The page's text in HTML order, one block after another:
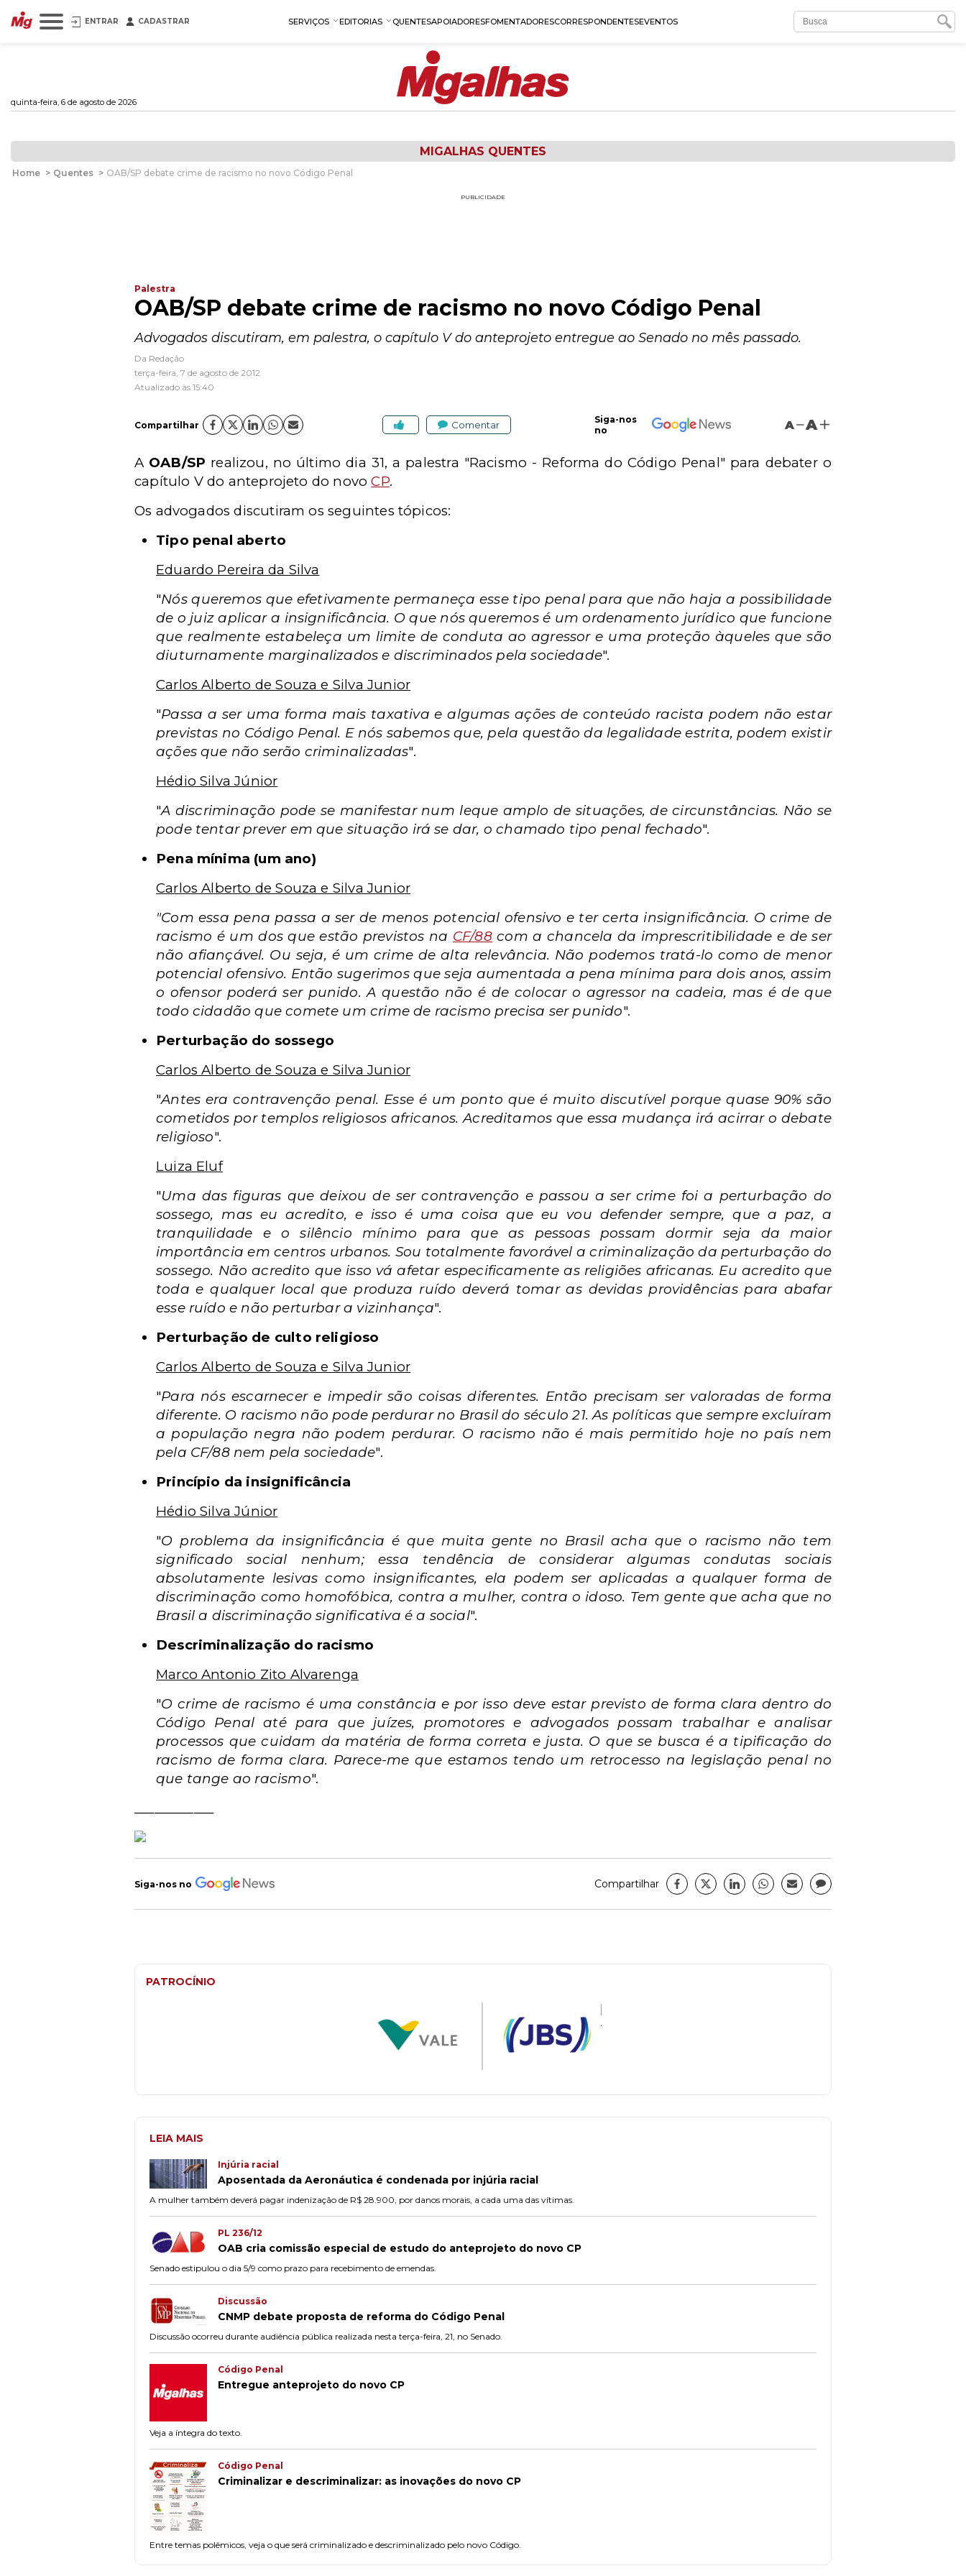
ENTRAR CADASTRAR SERVIÇOS EDITORIAS QUENTESAPOIADORESFOMENTADORESCORRESPONDENTESEVENTOS
quinta-feira, 6 de agosto de 2026
MIGALHAS QUENTES
Home > Quentes > OAB/SP debate crime de racismo no novo Código Penal
PUBLICIDADE
Palestra
OAB/SP debate crime de racismo no novo Código Penal
Advogados discutiram, em palestra, o capítulo V do anteprojeto entregue ao Senado no mês passado.
Da Redação
terça-feira, 7 de agosto de 2012
Atualizado às 15:40
Compartilhar Comentar
Siga-nos
no
A A
A OAB/SP realizou, no último dia 31, a palestra "Racismo - Reforma do Código Penal" para debater o
capítulo V do anteprojeto do novoCP.
Os advogados discutiram os seguintes tópicos:
Tipo penal aberto
Eduardo Pereira da Silva
"Nós queremos que efetivamente permaneça esse tipo penal para que não haja a possibilidade
de o juiz aplicar a insignificância. O que nós queremos é um ordenamento jurídico que funcione
que realmente estabeleça um limite de conduta ao agressor e uma proteção àqueles que são
diuturnamente marginalizados e discriminados pela sociedade".
Carlos Alberto de Souza e Silva Junior
"Passa a ser uma forma mais taxativa e algumas ações de conteúdo racista podem não estar
previstas no Código Penal. E nós sabemos que, pela questão da legalidade estrita, podem existir
ações que não serão criminalizadas".
Hédio Silva Júnior
"A discriminação pode se manifestar num leque amplo de situações, de circunstâncias. Não se
pode tentar prever em que situação irá se dar, o chamado tipo penal fechado".
Pena mínima (um ano)
Carlos Alberto de Souza e Silva Junior
"Com essa pena passa a ser de menos potencial ofensivo e ter certa insignificância. O crime de
racismo é um dos que estão previstos na CF/88com a chancela da imprescritibilidade e de ser
não afiançável. Ou seja, é um crime de alta relevância. Não podemos tratá-lo como de menor
potencial ofensivo. Então sugerimos que seja aumentada a pena mínima para dois anos, assim
o ofensor poderá ser punido. A questão não é de colocar o agressor na cadeia, mas é de que
todo cidadão que comete um crime de racismo precisa ser punido".
Perturbação do sossego
Carlos Alberto de Souza e Silva Junior
"Antes era contravenção penal. Esse é um ponto que é muito discutível porque quase 90% são
cometidos por templos religiosos africanos. Acreditamos que essa mudança irá acirrar o debate
religioso".
Luiza Eluf
"Uma das figuras que deixou de ser contravenção e passou a ser crime foi a perturbação do
sossego, mas eu acredito, e isso é uma coisa que eu vou defender sempre, que a paz, a
tranquilidade e o silêncio mínimo para que as pessoas possam dormir seja da maior
importância em centros urbanos. Sou totalmente favorável a criminalização da perturbação do
sossego. Não acredito que isso vá afetar especificamente as religiões africanas. Eu acredito que
toda e qualquer local que produza ruído deverá tomar as devidas providências para abafar
esse ruído e não perturbar a vizinhança".
Perturbação de culto religioso
Carlos Alberto de Souza e Silva Junior
"Para nós escarnecer e impedir são coisas diferentes. Então precisam ser valoradas de forma
diferente. O racismo não pode perdurar no Brasil do século 21. As políticas que sempre excluíram
a população negra não podem perdurar. O racismo não é mais permitido hoje no país nem
pela CF/88 nem pela sociedade".
Princípio da insignificância
Hédio Silva Júnior
"O problema da insignificância é que muita gente no Brasil acha que o racismo não tem
significado social nenhum;essa tendência de considerar algumas condutas sociais
absolutamente lesivas como insignificantes, ela podem ser aplicadas a qualquer forma de
discriminação como homofóbica, contra a mulher, contra o idoso. Tem gente que acha que no
Brasil a discriminação significativa é a social".
Descriminalização do racismo
Marco Antonio Zito Alvarenga
"O crime de racismo é uma constância e por isso deve estar previsto de forma clara dentro do
Código Penal até para que juízes, promotores e advogados possam trabalhar e analisar
processos que cuidam da matéria de forma correta e justa. O que se busca é a tipificação do
racismo de forma clara. Parece-me que estamos tendo um retrocesso na legislação penal no
que tange ao racismo".
Siga-nos no Compartilhar
PATROCÍNIO
LEIA MAIS
Injúria racial
Aposentada da Aeronáutica é condenada por injúria racial
A mulher também deverá pagar indenização de R$ 28.900, por danos morais, a cada uma das vítimas.
PL 236/12
OAB cria comissão especial de estudo do anteprojeto do novo CP
Senado estipulou o dia 5/9 como prazo para recebimento de emendas.
Discussão
CNMP debate proposta de reforma do Código Penal
Discussão ocorreu durante audiência pública realizada nesta terça-feira, 21, no Senado.
Código Penal
Entregue anteprojeto do novo CP
Veja a íntegra do texto.
Código Penal
Criminalizar e descriminalizar: as inovações do novo CP
Entre temas polêmicos, veja o que será criminalizado e descriminalizado pelo novo Código.